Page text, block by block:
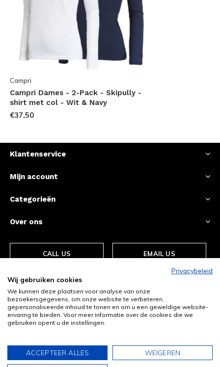
Campri
Campri Dames - 2-Pack - Skipully -
shirt met col - Wit & Navy
€37,50
Klantenservice
Mijn account
Categorieën
Over ons
CALL US EMAIL US
© Copyright2026- Theme ByDMWS-RSS-feed
Privacybeleid
Wij gebruiken cookies
We kunnen deze plaatsen voor analyse van onze
bezoekersgegevens, om onze website te verbeteren,
gepersonaliseerde inhoud te tonen en om u een geweldige website-
ervaring te bieden. Voor meer informatie over de cookies die we
gebruiken opent u de instellingen.
ACCEPTEER ALLES WEIGEREN